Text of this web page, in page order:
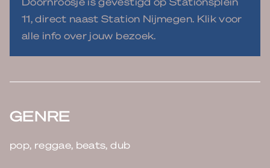
11, direct naast Station Nijmegen. Klik voor
alle info over jouw bezoek.
GENRE
pop, reggae, beats, dub